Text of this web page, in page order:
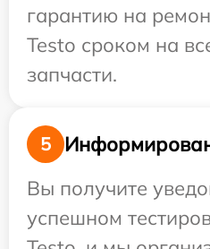
гарантию на
Testo сроком на
запчасти.
5
Вы получите
успешном